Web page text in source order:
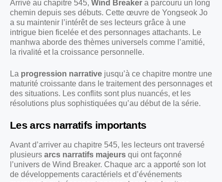
Arrivé au chapitre 545, Wind Breaker a parcouru un long
chemin depuis ses débuts. Cette œuvre de Yongseok Jo
a su maintenir l’intérêt de ses lecteurs grâce à une
intrigue bien ficelée et des personnages attachants. Le
manhwa aborde des thèmes universels comme l’amitié,
la rivalité et la croissance personnelle.
La progression narrative jusqu’à ce chapitre montre une
maturité croissante dans le traitement des personnages et
des situations. Les conflits sont plus nuancés, et les
résolutions plus sophistiquées qu’au début de la série.
Les arcs narratifs importants
Avant d’arriver au chapitre 545, les lecteurs ont traversé
plusieurs arcs narratifs majeurs qui ont façonné
l’univers de Wind Breaker. Chaque arc a apporté son lot
de développements caractériels et d’événements